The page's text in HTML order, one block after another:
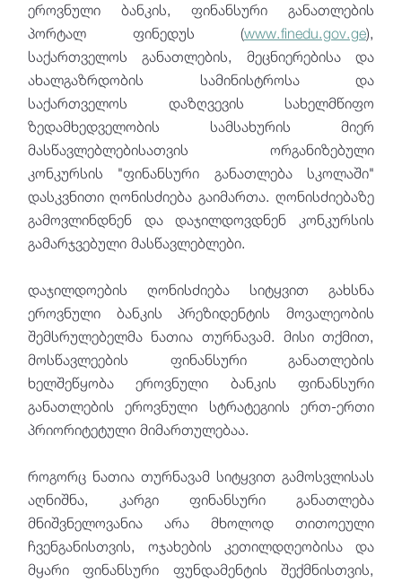
ეროვნული ბანკის, ფინანსური განათლების
პორტალ ფინედუს (www.finedu.gov.ge),
საქართველოს განათლების, მეცნიერებისა და
ახალგაზრდობის სამინისტროსა და
საქართველოს დაზღვევის სახელმწიფო
ზედამხედველობის სამსახურის მიერ
მასწავლებლებისათვის ორგანიზებული
კონკურსის "ფინანსური განათლება სკოლაში"
დასკვნითი ღონისძიება გაიმართა. ღონისძიებაზე
გამოვლინდნენ და დაჯილდოვდნენ კონკურსის
გამარჯვებული მასწავლებლები.
დაჯილდოების ღონისძიება სიტყვით გახსნა
ეროვნული ბანკის პრეზიდენტის მოვალეობის
შემსრულებელმა ნათია თურნავამ. მისი თქმით,
მოსწავლეების ფინანსური განათლების
ხელშეწყობა ეროვნული ბანკის ფინანსური
განათლების ეროვნული სტრატეგიის ერთ-ერთი
პრიორიტეტული მიმართულებაა.
როგორც ნათია თურნავამ სიტყვით გამოსვლისას
აღნიშნა, კარგი ფინანსური განათლება
მნიშვნელოვანია არა მხოლოდ თითოეული
ჩვენგანისთვის, ოჯახების კეთილდღეობისა და
მყარი ფინანსური ფუნდამენტის შექმნისთვის,